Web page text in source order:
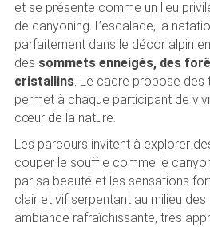
et se présente comme un lieu
de canyoning. L’escalade, la
parfaitement dans le décor alpin
des sommets enneigés, des
cristallins. Le cadre propose des
permet à chaque participant de
cœur de la nature.
Les parcours invitent à explorer
couper le souffle comme le
par sa beauté et les sensations
clair et vif serpentant au milieu
ambiance rafraîchissante, très